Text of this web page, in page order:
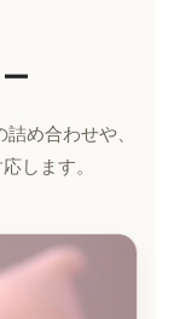
め合わせや、
します。